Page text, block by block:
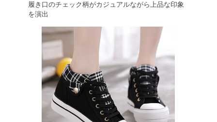
履き口のチェック柄がカジュアルながら上品な印象
を演出